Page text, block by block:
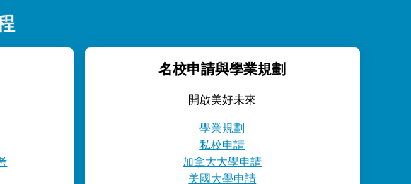
名校申請與學業規劃
開啟美好未來
學業規劃
私校申請
加拿大大學申請
美國大學申請